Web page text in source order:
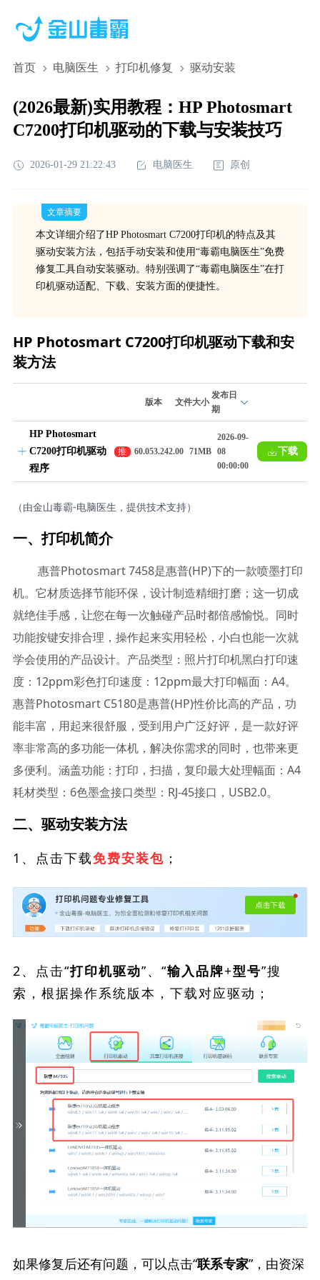
首页 电脑医生 打印机修复 驱动安装
(2026最新)实用教程：HP Photosmart
C7200打印机驱动的下载与安装技巧
2026-01-29 21:22:43 电脑医生 原创
文章摘要
本文详细介绍了HP Photosmart C7200打印机的特点及其
驱动安装方法，包括手动安装和使用“毒霸电脑医生”免费
修复工具自动安装驱动。特别强调了“毒霸电脑医生”在打
印机驱动适配、下载、安装方面的便捷性。
HP Photosmart C7200打印机驱动下载和安
装方法
版本 文件大小
发布日
期
HP Photosmart
C7200打印机驱动
程序
推
荐
60.053.242.00 71MB
2026-09-
08
00:00:00
下载
（由金山毒霸-电脑医生，提供技术支持）
一、打印机简介
惠普Photosmart 7458是惠普(HP)下的一款喷墨打印
机。它材质选择节能环保，设计制造精细打磨；这一切成
就绝佳手感，让您在每一次触碰产品时都倍感愉悦。同时
功能按键安排合理，操作起来实用轻松，小白也能一次就
学会使用的产品设计。产品类型：照片打印机黑白打印速
度：12ppm彩色打印速度：12ppm最大打印幅面：A4。
惠普Photosmart C5180是惠普(HP)性价比高的产品，功
能丰富，用起来很舒服，受到用户广泛好评，是一款好评
率非常高的多功能一体机，解决你需求的同时，也带来更
多便利。涵盖功能：打印，扫描，复印最大处理幅面：A4
耗材类型：6色墨盒接口类型：RJ-45接口，USB2.0。
二、驱动安装方法
1、点击下载免费安装包 ；
2、点击“打印机驱动”、“输入品牌+型号”搜
索，根据操作系统版本，下载对应驱动；
如果修复后还有问题，可以点击“联系专家”，由资深